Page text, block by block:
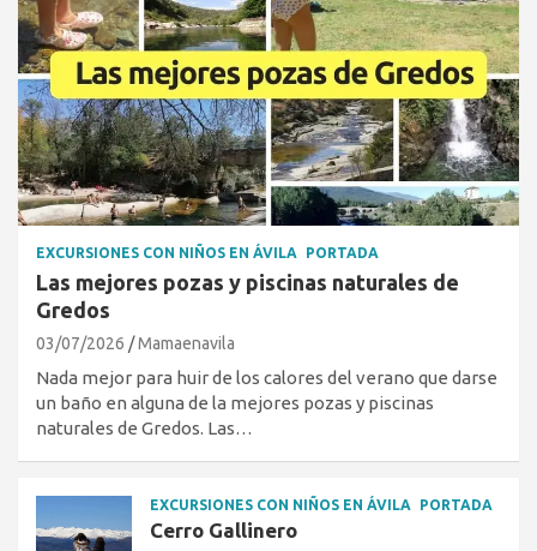
EXCURSIONES CON NIÑOS EN ÁVILA PORTADA
Las mejores pozas y piscinas naturales de
Gredos
03/07/2026 Mamaenavila
Nada mejor para huir de los calores del verano que darse
un baño en alguna de la mejores pozas y piscinas
naturales de Gredos. Las…
EXCURSIONES CON NIÑOS EN ÁVILA PORTADA
Cerro Gallinero